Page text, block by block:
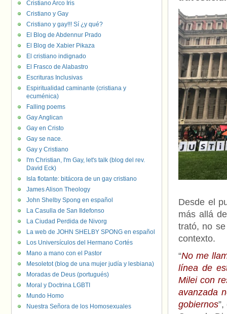
Desde el
más allá
trató, no
contexto.
“No me
línea de
Milei con
avanzada
gobiernos
Cristiano Arco Iris
Cristiano y Gay
Cristiano y gay!!! Sí ¿y qué?
El Blog de Abdennur Prado
El Blog de Xabier Pikaza
El cristiano indignado
El Frasco de Alabastro
Escrituras Inclusivas
Espiritualidad caminante (cristiana y
ecuménica)
Falling poems
Gay Anglican
Gay en Cristo
Gay se nace.
Gay y Cristiano
I'm Christian, I'm Gay, let's talk (blog del rev.
David Eck)
Isla flotante: bitácora de un gay cristiano
James Alison Theology
John Shelby Spong en español
La Casulla de San Ildefonso
La Ciudad Perdida de Nivorg
La web de JOHN SHELBY SPONG en español
Los Universículos del Hermano Cortés
Mano a mano con el Pastor
Mesoletot (blog de una mujer judía y lesbiana)
Moradas de Deus (portugués)
Moral y Doctrina LGBTI
Mundo Homo
Nuestra Señora de los Homosexuales